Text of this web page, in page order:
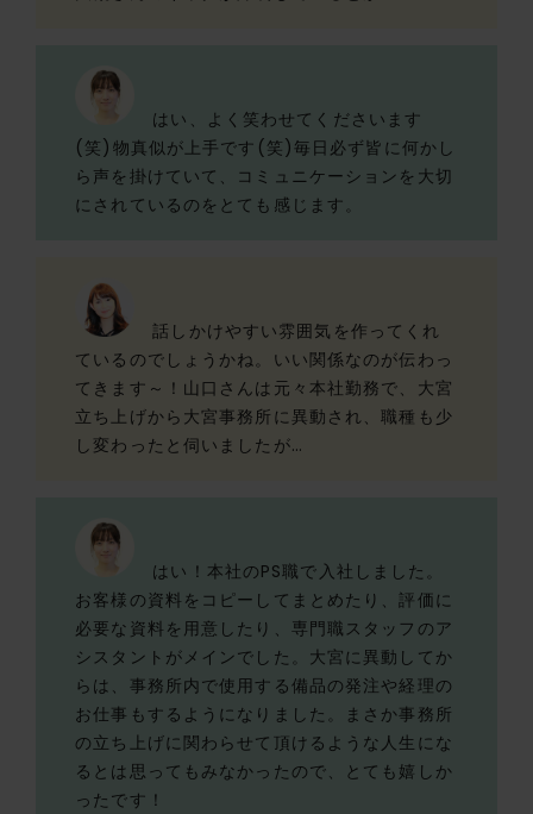
はい、よく笑わせてくださいます
(笑)物真似が上手です(笑)毎日必ず皆に何かし
ら声を掛けていて、コミュニケーションを大切
にされているのをとても感じます。
話しかけやすい雰囲気を作ってくれ
ているのでしょうかね。いい関係なのが伝わっ
てきます～！山口さんは元々本社勤務で、大宮
立ち上げから大宮事務所に異動され、職種も少
し変わったと伺いましたが…
はい！本社のPS職で入社しました。
お客様の資料をコピーしてまとめたり、評価に
必要な資料を用意したり、専門職スタッフのア
シスタントがメインでした。大宮に異動してか
らは、事務所内で使用する備品の発注や経理の
お仕事もするようになりました。まさか事務所
の立ち上げに関わらせて頂けるような人生にな
るとは思ってもみなかったので、とても嬉しか
ったです！